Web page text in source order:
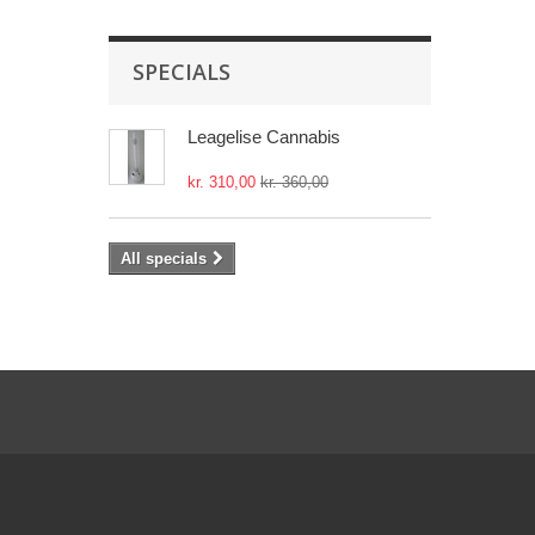
SPECIALS
Leagelise Cannabis
kr. 310,00 kr. 360,00
All specials